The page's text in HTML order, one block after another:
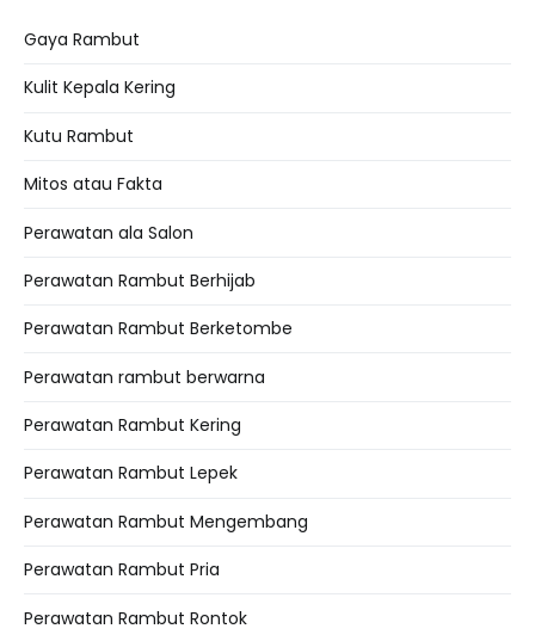
Gaya Rambut
Kulit Kepala Kering
Kutu Rambut
Mitos atau Fakta
Perawatan ala Salon
Perawatan Rambut Berhijab
Perawatan Rambut Berketombe
Perawatan rambut berwarna
Perawatan Rambut Kering
Perawatan Rambut Lepek
Perawatan Rambut Mengembang
Perawatan Rambut Pria
Perawatan Rambut Rontok